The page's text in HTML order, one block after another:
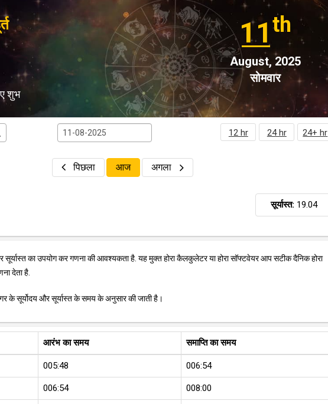
शुभ
11 th
August, 2025
सोमवार
12 hr 24 hr 24+ hr
पिछला आज अगला
सूर्यास्त: 19.04
सूर्यास्त का उपयोग कर गणना की आवश्यकता है. यह मुक्त होरा कैलकुलेटर या होरा सॉफ्टवेयर आप सटीक दैनिक होरा
देता है.
के सूर्योदय और सूर्यास्त के समय के अनुसार की जाती है।
आरंभ का समय समाप्ति का समय
005:48 006:54
006:54 008:00